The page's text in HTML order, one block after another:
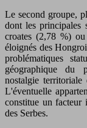
Le second groupe,
dont les principales
croates (2,78 %)
éloignés des
problématiques
géographique du
nostalgie
L'éventuelle
constitue un facteur
des Serbes.